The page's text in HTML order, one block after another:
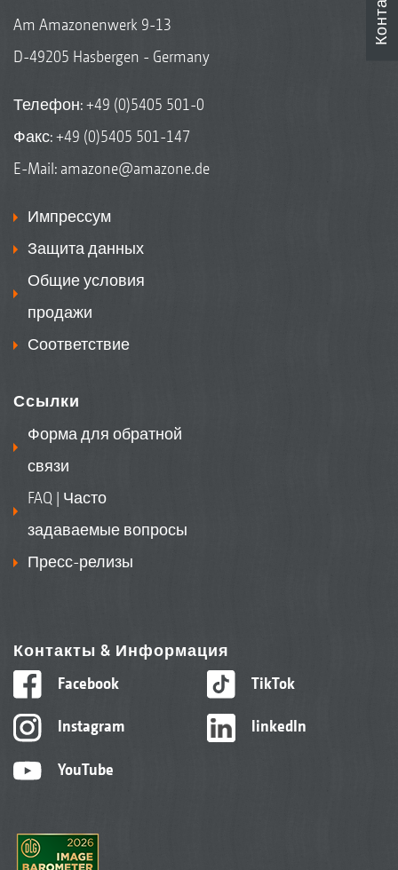
Am Amazonenwerk 9-13
D-49205 Hasbergen - Germany
Телефон:+49 (0)5405 501-0
Факс: +49 (0)5405 501-147
E-Mail: amazone@amazone.de
Импрессум
Защита данных
Общие условия
продажи
Соответствие
Ссылки
Форма для обратной
связи
FAQ | Часто
задаваемые вопросы
Пресс-релизы
Контакты & Информация
Facebook
Instagram
YouTube
TikTok
linkedIn